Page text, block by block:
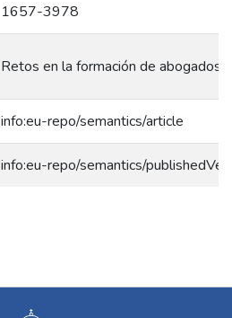
1657-3978
Retos en la formación de
info:eu-repo/semantics/article
info:eu-repo/semantics/